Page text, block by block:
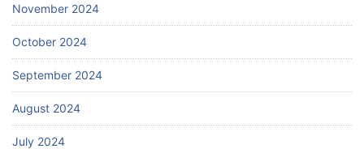
November 2024
October 2024
September 2024
August 2024
July 2024